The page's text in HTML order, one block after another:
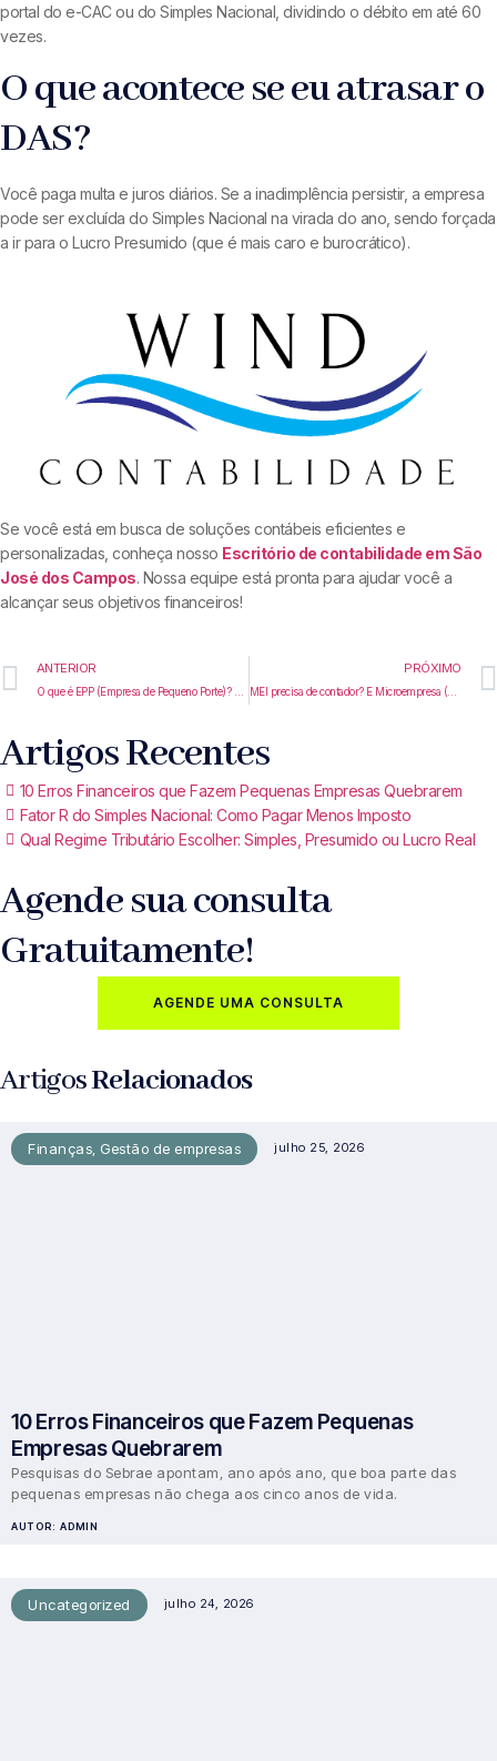
portal do e-CAC ou do Simples Nacional, dividindo o débito em até 60
vezes.
O que acontece se eu atrasar o
DAS?
Você paga multa e juros diários. Se a inadimplência persistir, a empresa
pode ser excluída do Simples Nacional na virada do ano, sendo forçada
a ir para o Lucro Presumido (que é mais caro e burocrático).
Se você está em busca de soluções contábeis eficientes e
personalizadas, conheça nosso Escritório de contabilidade em São
José dos Campos. Nossa equipe está pronta para ajudar você a
alcançar seus objetivos financeiros!
ANTERIOR PRÓXIMO
Artigos Recentes
10 Erros Financeiros que Fazem Pequenas Empresas Quebrarem
Fator R do Simples Nacional: Como Pagar Menos Imposto
Qual Regime Tributário Escolher: Simples, Presumido ou Lucro Real
Agende sua consulta
Gratuitamente!
AGENDE UMA CONSULTA
ArtigosRelacionados
Finanças Gestão de empresas julho 25, 2026
10 Erros Financeiros que Fazem Pequenas
Empresas Quebrarem
Pesquisas do Sebrae apontam, ano após ano, que boa parte das
pequenas empresas não chega aos cinco anos de vida.
AUTOR: ADMIN
Uncategorized julho 24, 2026